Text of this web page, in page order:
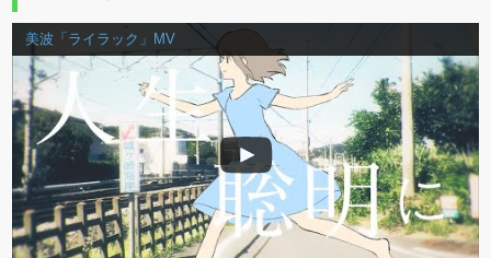
美波「ライラック」MV